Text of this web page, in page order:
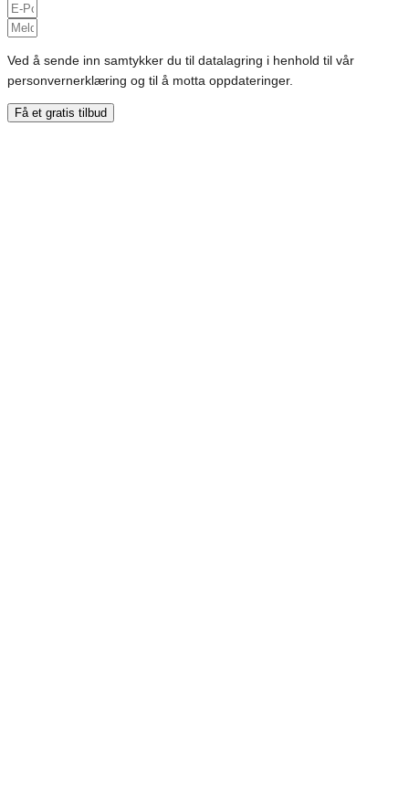
Ved å sende inn samtykker du til datalagring i henhold til vår
personvernerklæring og til å motta oppdateringer.
Få et gratis tilbud